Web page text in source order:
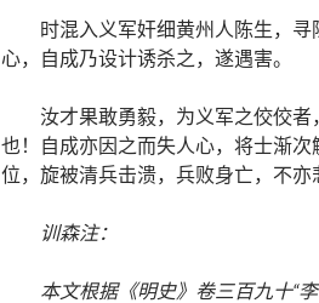
时混入义军奸细黄州人陈生，
心，自成乃设计诱杀之，遂遇害。
汝才果敢勇毅，为义军之佼佼
也！自成亦因之而失人心，将士渐
位，旋被清兵击溃，兵败身亡，不亦
训森注：
本文根据《明史》卷三百九十“